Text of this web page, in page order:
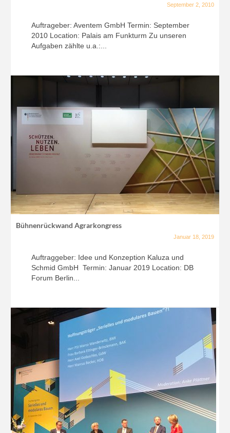
September 2, 2010
Auftrageber: Aventem GmbH Termin: September
2010 Location: Palais am Funkturm Zu unseren
Aufgaben zählte u.a.:...
Bühnenrückwand Agrarkongress
Januar 18, 2019
Auftraggeber: Idee und Konzeption Kaluza und
Schmid GmbH Termin: Januar 2019 Location: DB
Forum Berlin...